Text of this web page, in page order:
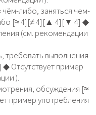
чём-либо, заняться чем-
[≈ 4][≠ 4][▲ 4][▼ 4] ◆
(см. рекомендации
требовать выполнения
Отсутствует пример
).
обсуждения [≈
пример употребления